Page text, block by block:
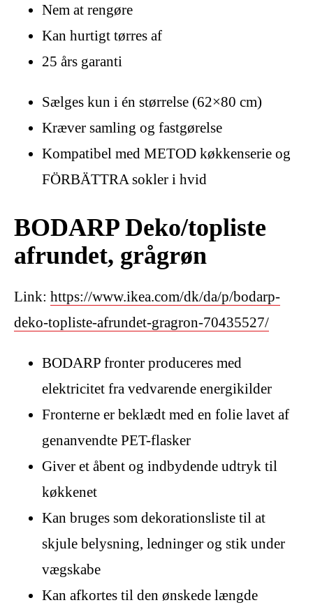
Nem at rengøre
Kan hurtigt tørres af
25 års garanti
Sælges kun i én størrelse (62×80 cm)
Kræver samling og fastgørelse
Kompatibel med METOD køkkenserie og
FÖRBÄTTRA sokler i hvid
BODARP Deko/topliste
afrundet, grågrøn
Link: https://www.ikea.com/dk/da/p/bodarp-
deko-topliste-afrundet-gragron-70435527/
BODARP fronter produceres med
elektricitet fra vedvarende energikilder
Fronterne er beklædt med en folie lavet af
genanvendte PET-flasker
Giver et åbent og indbydende udtryk til
køkkenet
Kan bruges som dekorationsliste til at
skjule belysning, ledninger og stik under
vægskabe
Kan afkortes til den ønskede længde